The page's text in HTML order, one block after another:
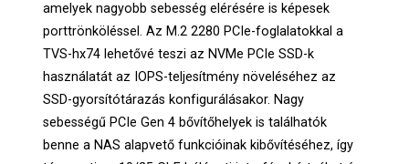
amelyek nagyobb sebesség elérésére is képesek
porttrönköléssel. Az M.2 2280 PCIe-foglalatokkal a
TVS-hx74 lehetővé teszi az NVMe PCIe SSD-k
használatát az IOPS-teljesítmény növeléséhez az
SSD-gyorsítótárazás konfigurálásakor. Nagy
sebességű PCIe Gen 4 bővítőhelyek is találhatók
benne a NAS alapvető funkcióinak kibővítéséhez, így